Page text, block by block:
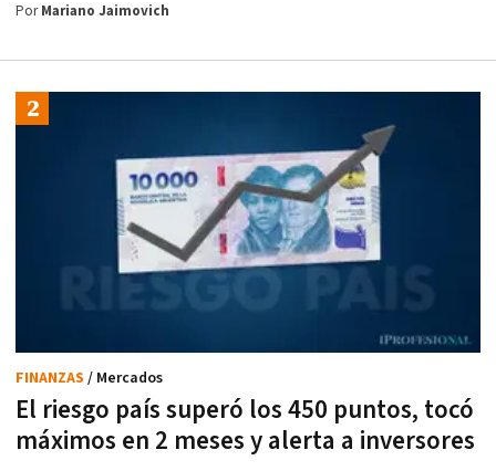
PorMariano Jaimovich
El riesgo país superó los 450 puntos, tocó
máximos en 2 meses y alerta a inversores
FINANZAS / Mercados